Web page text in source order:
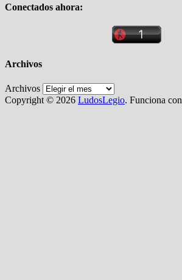
Conectados ahora:
Archivos
Archivos
Copyright © 2026 LudosLegio. Funciona con